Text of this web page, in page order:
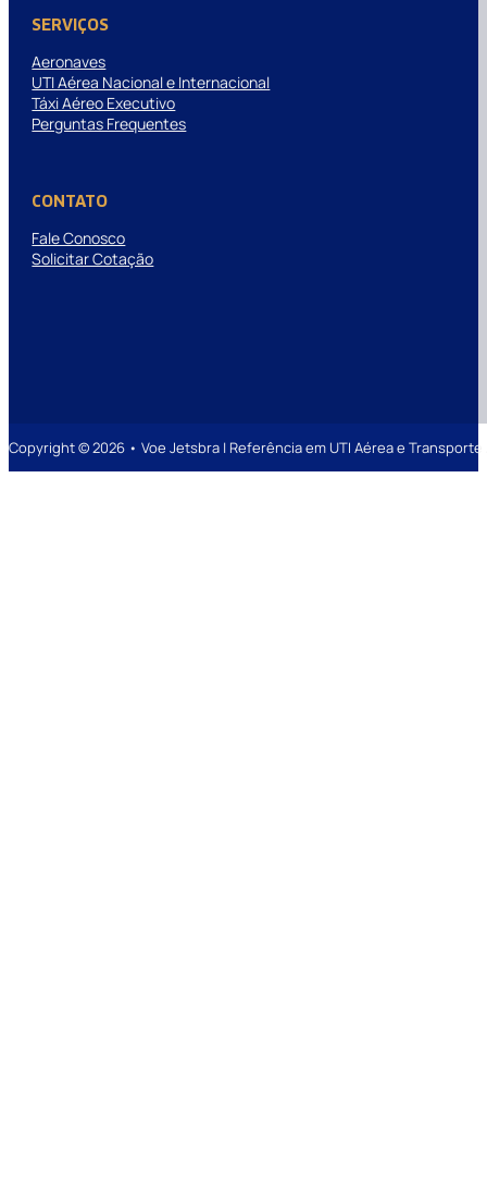
SERVIÇOS
Aeronaves
UTI Aérea Nacional e Internacional
Táxi Aéreo Executivo
Perguntas Frequentes
CONTATO
Fale Conosco
Solicitar Cotação
Copyright © 2026 • Voe Jetsbra | Referência em UTI Aérea e